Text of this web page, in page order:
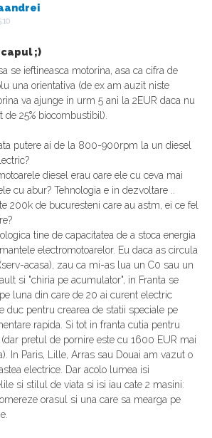
;)
se ieftineasca motorina, asa ca cifra de
una orientativa (de ex am auzit niste
va ajunge in urm 5 ani la 2EUR daca nu
25% biocombustibil).
putere ai de la 800-900rpm la un diesel
diesel erau oare ele cu ceva mai
cu abur? Tehnologia e in dezvoltare ..
200k de bucuresteni care au astm, ei ce fel
tine de capacitatea de a stoca energia
electromotoarelor. Eu daca as circula
acasa), zau ca mi-as lua un C0 sau un
si "chiria pe acumulator", in Franta se
luna din care de 20 ai curent electric
duc pentru crearea de statii speciale pe
rapida. Si tot in franta cutia pentru
pretul de pornire este cu 1600 EUR mai
In Paris, Lille, Arras sau Douai am vazut o
electrice. Dar acolo lumea isi
si stilul de viata si isi iau cate 2 masini:
orasul si una care sa mearga pe